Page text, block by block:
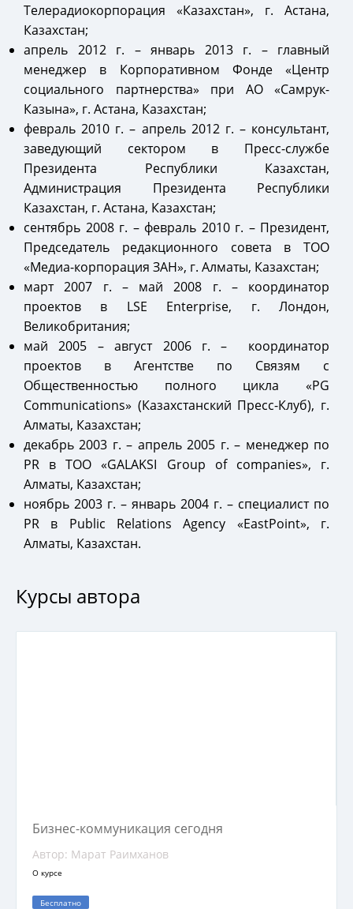
Телерадиокорпорация «Казахстан», г. Астана,
Казахстан;
апрель 2012 г. – январь 2013 г. – главный
менеджер в Корпоративном Фонде «Центр
социального партнерства» при АО «Самрук-
Казына», г. Астана, Казахстан;
февраль 2010 г. – апрель 2012 г. – консультант,
заведующий сектором в Пресс-службе
Президента Республики Казахстан,
Администрация Президента Республики
Казахстан, г. Астана, Казахстан;
сентябрь 2008 г. – февраль 2010 г. – Президент,
Председатель редакционного совета в ТОО
«Медиа-корпорация ЗАН», г. Алматы, Казахстан;
март 2007 г. – май 2008 г. – координатор
проектов в LSE Enterprise, г. Лондон,
Великобритания;
май 2005 – август 2006 г. – координатор
проектов в Агентстве по Связям с
Общественностью полного цикла «PG
Communications» (Казахстанский Пресс-Клуб), г.
Алматы, Казахстан;
декабрь 2003 г. – апрель 2005 г. – менеджер по
PR в ТОО «GALAKSI Group of companies», г.
Алматы, Казахстан;
ноябрь 2003 г. – январь 2004 г. – специалист по
PR в Public Relations Agency «EastPoint», г.
Алматы, Казахстан.
Курсы автора
Бизнес-коммуникация сегодня
Автор: Марат Раимханов
О курсе
Бесплатно